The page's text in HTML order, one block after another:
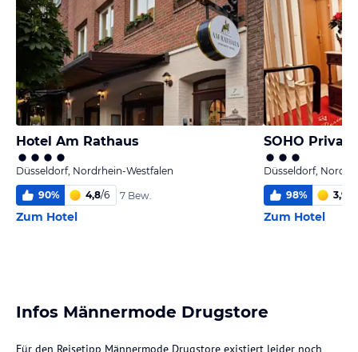
Hotel Am Rathaus
Düsseldorf, Nordrhein-Westfalen
90% 4,8/6 7 Bew.
Zum Hotel
Düsseldorf,
98% 3,9
Zum Hotel
Infos Männermode Drugstore
Für den Reisetipp Männermode Drugstore existiert leider noch